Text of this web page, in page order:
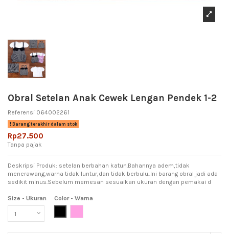
Obral Setelan Anak Cewek Lengan Pendek 1-2
Referensi 064002261
Barang terakhir dalam stok
Rp27.500
Tanpa pajak
Deskripsi Produk: setelan berbahan katun.Bahannya adem,tidak
menerawang,warna tidak luntur,dan tidak berbulu..Ini barang obral jadi ada
sedikit minus.Sebelum memesan sesuaikan ukuran dengan pemakai d
Size - Ukuran
Color - Warna